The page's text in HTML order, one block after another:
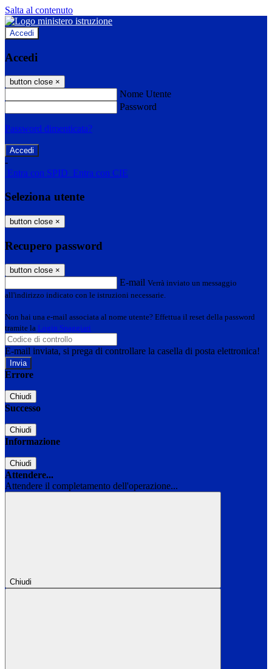
Salta al contenuto
Accedi
Accedi
button close ×
Nome Utente
Password
Password dimenticata?
-
Entra con SPID Entra con CIE
Seleziona utente
button close ×
Recupero password
button close ×
E-mail Verrà inviato un messaggio
all'indirizzo indicato con le istruzioni necessarie.
Non hai una e-mail associata al nome utente? Effettua il reset della password
tramite la Login Spaggiari
E-mail inviata, si prega di controllare la casella di posta elettronica!
Errore
Chiudi
Successo
Chiudi
Informazione
Chiudi
Attendere...
Attendere il completamento dell'operazione...
Chiudi